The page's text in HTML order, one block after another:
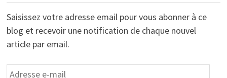
Saisissez votre adresse email pour vous abonner à ce
blog et recevoir une notification de chaque nouvel
article par email.
Adresse